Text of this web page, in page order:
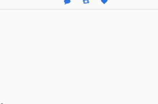
Reply Boost statusLike status